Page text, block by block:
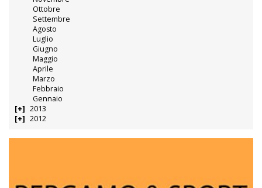
Ottobre
Settembre
Agosto
Luglio
Giugno
Maggio
Aprile
Marzo
Febbraio
Gennaio
2013
2012